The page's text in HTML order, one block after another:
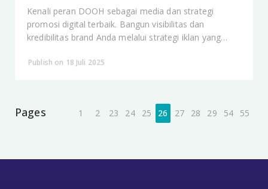
Kenali peran DOOH sebagai media dan strategi
promosi digital terbaik. Bangun visibilitas dan
kredibilitas brand Anda melalui strategi iklan yang
Publish on 18 Juli 2025
Pages 1 2 23 24 25 26 27 28 29 54 55